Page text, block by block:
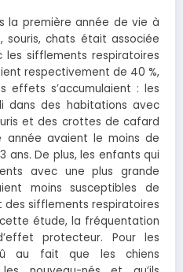
la première année de vie à
souris, chats était associée
sifflements respiratoires
respectivement de 40 %,
effets s’accumulaient : les
dans des habitations avec
et des crottes de cafard
année avaient le moins de
ans. De plus, les enfants qui
avec une plus grande
moins susceptibles de
sifflements respiratoires
étude, la fréquentation
protecteur. Pour les
au fait que les chiens